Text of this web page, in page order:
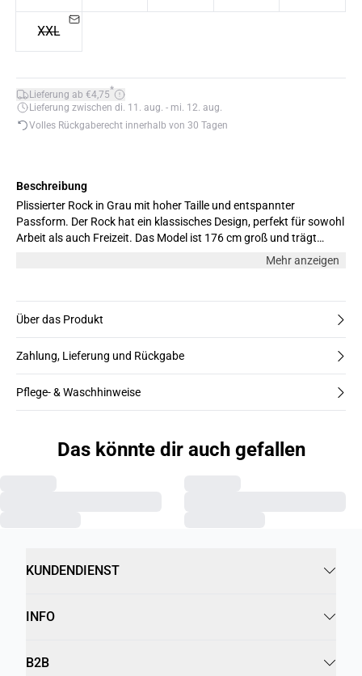
XXL
Lieferung ab €4,75*
Lieferung zwischen di. 11. aug. - mi. 12. aug.
Volles Rückgaberecht innerhalb von 30 Tagen
Beschreibung
Plissierter Rock in Grau mit hoher Taille und entspannter
Passform. Der Rock hat ein klassisches Design, perfekt für sowohl
Arbeit als auch Freizeit. Das Model ist 176 cm groß und trägt
Mehr anzeigen
Über das Produkt
Zahlung, Lieferung und Rückgabe
Pflege- & Waschhinweise
Das könnte dir auch gefallen
KUNDENDIENST
INFO
B2B